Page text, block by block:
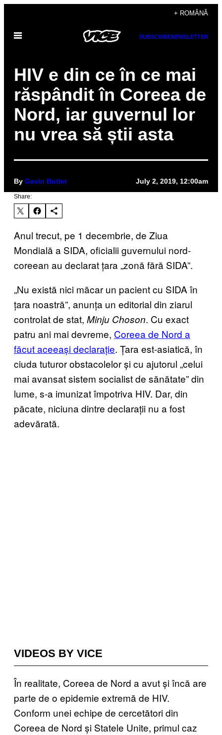
content
+ ROMÂNĂ
Open
SUBSCRIBENEWSLETTER
HIV e din ce în ce mai
răspândit în Coreea de
Nord, iar guvernul lor
nu vrea să știi asta
By Gavin Butler July 2, 2019, 12:00am
Share:
Anul trecut, pe 1 decembrie, de Ziua
Mondială a SIDA, oficialii guvernului nord-
coreean au declarat țara „zonă fără SIDA”.
„Nu există nici măcar un pacient cu SIDA în
țara noastră”, anunța un editorial din ziarul
controlat de stat, Minju Choson. Cu exact
patru ani mai devreme, Coreea de Nord a
făcut aceeași declarație. Țara est-asiatică, în
ciuda tuturor obstacolelor și cu ajutorul „celui
mai avansat sistem socialist de sănătate” din
lume, s-a imunizat împotriva HIV. Dar, din
păcate, niciuna dintre declarații nu a fost
adevărată.
VIDEOS BY VICE
În realitate, Coreea de Nord a avut și încă are
parte de o epidemie extremă de HIV.
Conform unei echipe de cercetători din
Coreea de Nord și Statele Unite, primul caz